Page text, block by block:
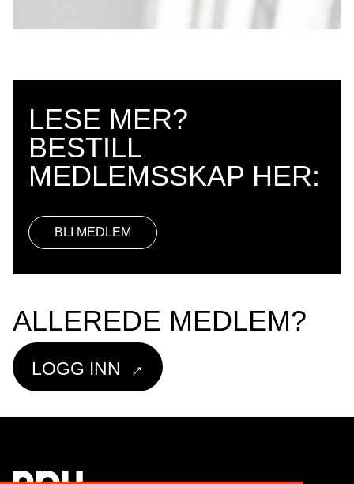
LESE MER?
BESTILL
BLI MEDLEM
ALLEREDE MEDLEM?
LOGG INN →